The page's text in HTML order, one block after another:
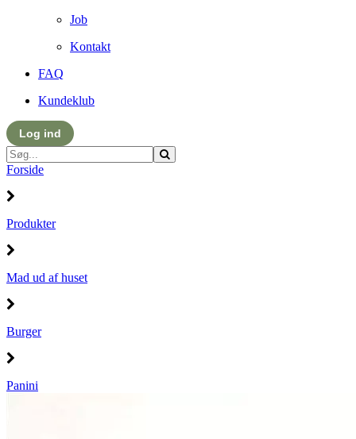
Job
Kontakt
FAQ
Kundeklub
Log ind
Forside
Produkter
Mad ud af huset
Burger
Panini